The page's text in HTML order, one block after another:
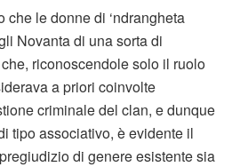
che le donne di ‘ndrangheta
Novanta di una sorta di
riconoscendole solo il ruolo
a priori coinvolte
criminale del clan, e dunque
tipo associativo, è evidente il
di genere esistente sia